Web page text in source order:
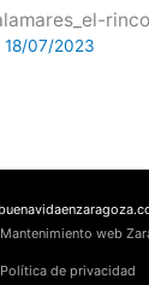
18/07/2023
Mantenimiento web
Política de privacidad